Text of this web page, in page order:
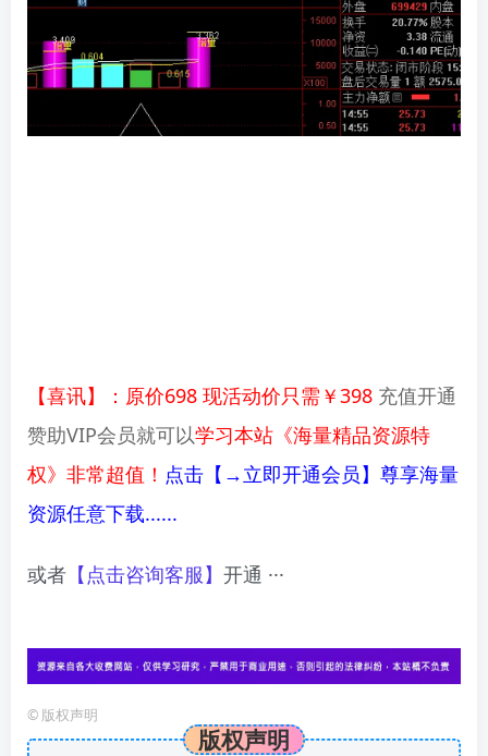
【喜讯】：原价698 现活动价只需￥398 充值开通
赞助VIP会员就可以学习本站《海量精品资源特
权》非常超值！ 点击【→立即开通会员】尊享海量
资源任意下载......
或者 【点击咨询客服】 开通 ···
© 版权声明
版权声明